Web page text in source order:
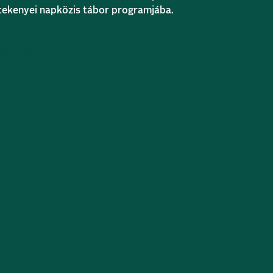
napközis tábor programjába.